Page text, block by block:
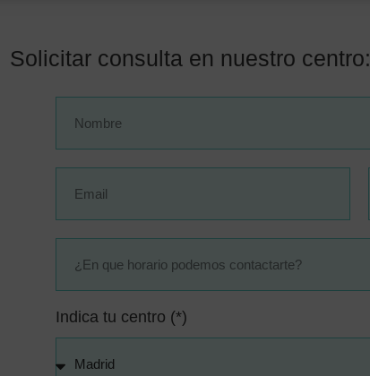
Solicitar consulta en nuestro centro:
Indica tu centro (*)